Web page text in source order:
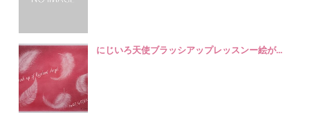
にじいろ天使ブラッシアップレッスンー絵が...